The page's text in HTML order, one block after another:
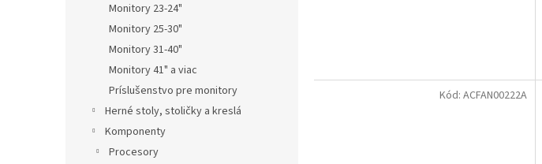
Monitory 23-24"
Monitory 25-30"
Monitory 31-40"
Monitory 41" a viac
Príslušenstvo pre monitory
Herné stoly, stoličky a kreslá
Komponenty
Procesory
Kód: ACFAN00222A